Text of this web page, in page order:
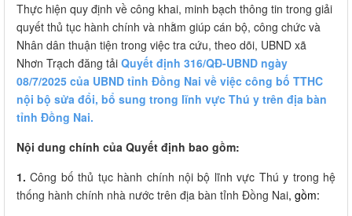
Thực hiện quy định về công khai, minh bạch thông tin trong giải
quyết thủ tục hành chính và nhằm giúp cán bộ, công chức và
Nhân dân thuận tiện trong việc tra cứu, theo dõi, UBND xã
Nhơn Trạch đăng tải Quyết định 316/QĐ-UBND ngày
08/7/2025 của UBND tỉnh Đồng Nai về việc công bố TTHC
nội bộ sửa đổi, bổ sung trong lĩnh vực Thú y trên địa bàn
tỉnh Đồng Nai.
Nội dung chính của Quyết định bao gồm:
1.Công bố thủ tục hành chính nội bộ lĩnh vực Thú y trong hệ
thống hành chính nhà nước trên địa bàn tỉnh Đồng Nai, gồm: